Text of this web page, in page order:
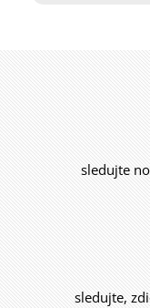
sledujte
sledujte,